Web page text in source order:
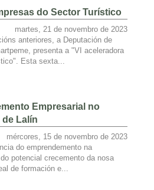
do Sector Turístico
martes, 21 de novembro de 2023
anteriores, a Deputación de
presenta a "VI aceleradora
Esta sexta...
Empresarial no
Lalín
mércores, 15 de novembro de 2023
do emprendemento na
potencial crecemento da nosa
de formación e...